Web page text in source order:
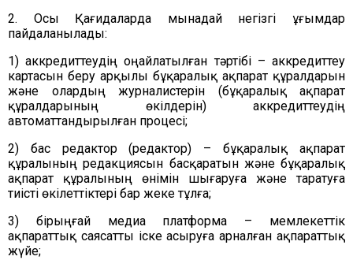
2. Осы Қағидаларда мынадай негізгі ұғымдар
пайдаланылады:
1) аккредиттеудің оңайлатылған тәртібі – аккредиттеу
картасын беру арқылы бұқаралық ақпарат құралдарын
және олардың журналистерін (бұқаралық ақпарат
құралдарының өкілдерін) аккредиттеудің
автоматтандырылған процесі;
2) бас редактор (редактор) – бұқаралық ақпарат
құралының редакциясын басқаратын және бұқаралық
ақпарат құралының өнімін шығаруға және таратуға
тиісті өкілеттіктері бар жеке тұлға;
3) бірыңғай медиа платформа – мемлекеттік
ақпараттық саясатты іске асыруға арналған ақпараттық
жүйе;